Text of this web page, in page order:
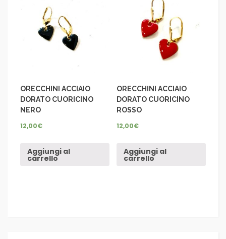
ORECCHINI ACCIAIO
DORATO CUORICINO
NERO
12,00€
Aggiungi al
carrello
ORECCHINI ACCIAIO
DORATO CUORICINO
ROSSO
12,00€
Aggiungi al
carrello